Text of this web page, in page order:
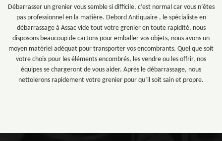
Débarrasser un grenier vous semble si difficile, c’est normal car vous n’êtes
pas professionnel en la matière. Debord Antiquaire , le spécialiste en
débarrassage à Assac vide tout votre grenier en toute rapidité, nous
disposons beaucoup de cartons pour emballer vos objets, nous avons un
moyen matériel adéquat pour transporter vos encombrants. Quel que soit
votre choix pour les éléments encombrés, les vendre ou les offrir, nos
équipes se chargeront de vous aider. Après le débarrassage, nous
nettoierons rapidement votre grenier pour qu’il soit sain et propre.